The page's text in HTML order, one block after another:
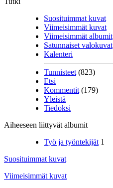
Suosituimmat kuvat
Viimeisimmät kuvat
Viimeisimmät albumit
Satunnaiset valokuvat
Kalenteri
Tunnisteet (823)
Etsi
Kommentit (179)
Yleistä
Tiedoksi
Aiheeseen liittyvät albumit
Työ ja työntekijät 1
Suosituimmat kuvat
Viimeisimmät kuvat